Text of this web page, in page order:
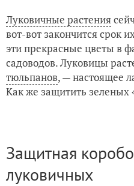
Луковичные растения
вот-вот закончится срок
эти прекрасные цветы в
садоводов. Луковицы
тюльпанов, — настоящее
Как же защитить зеленых
Защитная
луковичных